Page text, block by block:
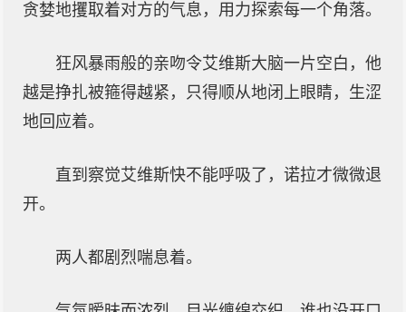
贪婪地攫取着对方的气息，用力探索每一个角落。
狂风暴雨般的亲吻令艾维斯大脑一片空白，他
越是挣扎被箍得越紧，只得顺从地闭上眼睛，生涩
地回应着。
直到察觉艾维斯快不能呼吸了，诺拉才微微退
开。
两人都剧烈喘息着。